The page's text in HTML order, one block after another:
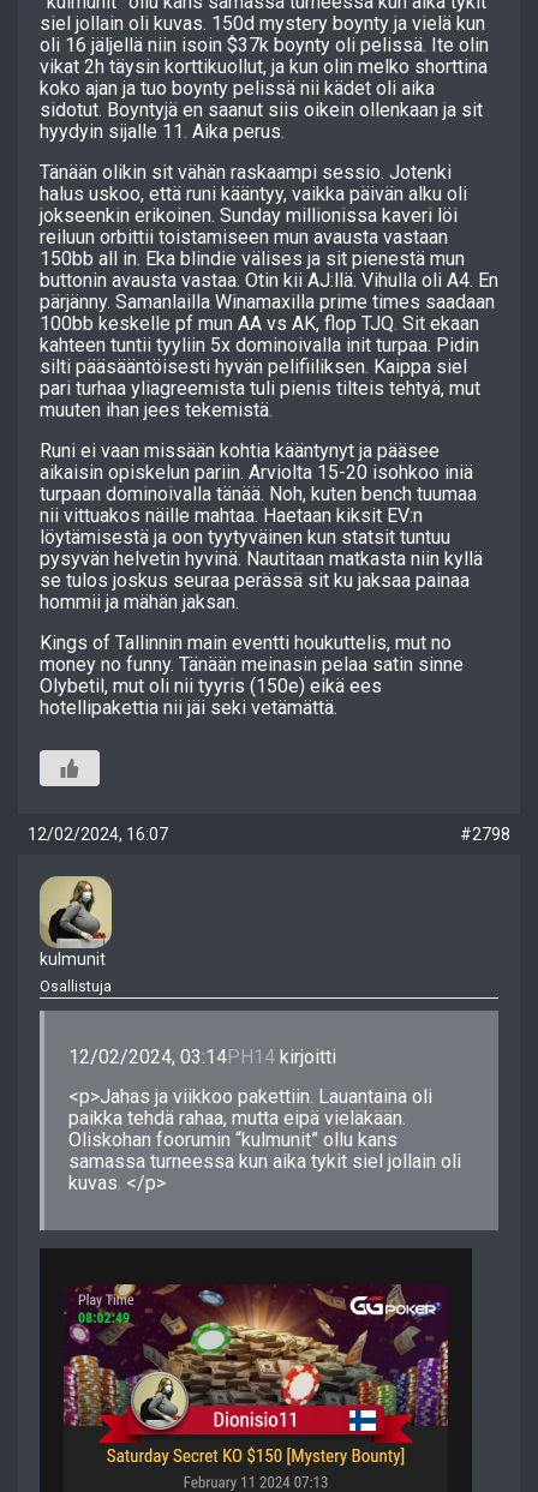
siel jollain oli kuvas. 150d mystery boynty ja vielä kun
oli 16 jäljellä niin isoin $37k boynty oli pelissä. Ite olin
vikat 2h täysin korttikuollut, ja kun olin melko shorttina
koko ajan ja tuo boynty pelissä nii kädet oli aika
sidotut. Boyntyjä en saanut siis oikein ollenkaan ja sit
hyydyin sijalle 11. Aika perus.
Tänään olikin sit vähän raskaampi sessio. Jotenki
halus uskoo, että runi kääntyy, vaikka päivän alku oli
jokseenkin erikoinen. Sunday millionissa kaveri löi
reiluun orbittii toistamiseen mun avausta vastaan
150bb all in. Eka blindie välises ja sit pienestä mun
buttonin avausta vastaa. Otin kii AJ:llä. Vihulla oli A4. En
pärjänny. Samanlailla Winamaxilla prime times saadaan
100bb keskelle pf mun AA vs AK, flop TJQ. Sit ekaan
kahteen tuntii tyyliin 5x dominoivalla init turpaa. Pidin
silti pääsääntöisesti hyvän pelifiiliksen. Kaippa siel
pari turhaa yliagreemista tuli pienis tilteis tehtyä, mut
muuten ihan jees tekemistä.
Runi ei vaan missään kohtia kääntynyt ja pääsee
aikaisin opiskelun pariin. Arviolta 15-20 isohkoo iniä
turpaan dominoivalla tänää. Noh, kuten bench tuumaa
nii vittuakos näille mahtaa. Haetaan kiksit EV:n
löytämisestä ja oon tyytyväinen kun statsit tuntuu
pysyvän helvetin hyvinä. Nautitaan matkasta niin kyllä
se tulos joskus seuraa perässä sit ku jaksaa painaa
hommii ja mähän jaksan.
Kings of Tallinnin main eventti houkuttelis, mut no
money no funny. Tänään meinasin pelaa satin sinne
Olybetil, mut oli nii tyyris (150e) eikä ees
hotellipakettia nii jäi seki vetämättä.
12/02/2024, 16:07 #2798
kulmunit
Osallistuja
12/02/2024, 03:14PH14 kirjoitti
<p>Jahas ja viikkoo pakettiin. Lauantaina oli
paikka tehdä rahaa, mutta eipä vieläkään.
Oliskohan foorumin “kulmunit” ollu kans
samassa turneessa kun aika tykit siel jollain oli
kuvas. </p>